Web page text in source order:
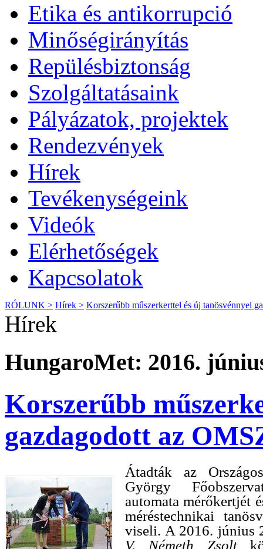
Etika és antikorrupció
Minőségirányítás
Repülésbiztonság
Szolgáltatásaink
Pályázatok, projektek
Rendezvények
Hírek
Tevékenységeink
Videók
Elérhetőségek
Kapcsolatok
RÓLUNK > Hírek > Korszerűbb műszerkerttel és új tanösvénnyel
Hírek
HungaroMet: 2016.
Korszerűbb
gazdagodott az
Átadták az
György
automata mérőkertjét
méréstechnikai
viseli. A 2016. június
V. Németh Zsolt